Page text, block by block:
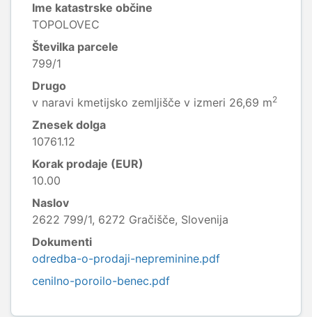
Ime katastrske občine
TOPOLOVEC
Številka parcele
799/1
Drugo
v naravi kmetijsko zemljišče v izmeri 26,69 m2
Znesek dolga
10761.12
Korak prodaje (EUR)
10.00
Naslov
2622 799/1, 6272 Gračišče, Slovenija
Dokumenti
odredba-o-prodaji-nepreminine.pdf
cenilno-poroilo-benec.pdf